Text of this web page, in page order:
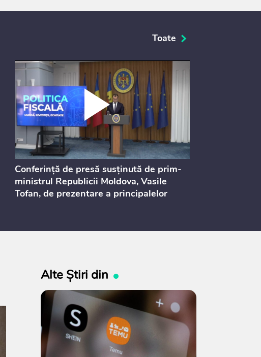
Toate
Conferință de presă susținută de prim-
ministrul Republicii Moldova, Vasile
Tofan, de prezentare a principalelor
consultărilor publice
Alte Știri din